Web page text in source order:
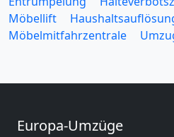
Möbellift
Möbelmitfahrzentrale
Europa-Umzüge